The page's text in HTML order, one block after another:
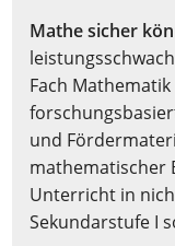
Mathe sicher
Fach
und
mathematischer
Unterricht in
Sekundarstufe I